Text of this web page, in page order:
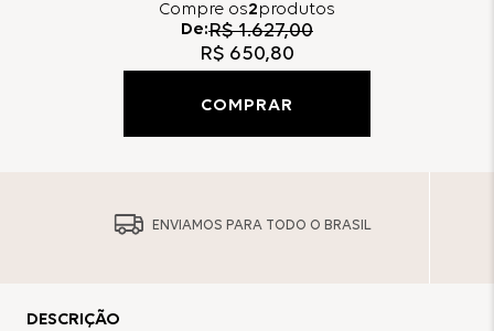
Compre os2produtos
De:R$ 1.627,00
R$ 650,80
COMPRAR
ENVIAMOS PARA TODO O BRASIL
DESCRIÇÃO